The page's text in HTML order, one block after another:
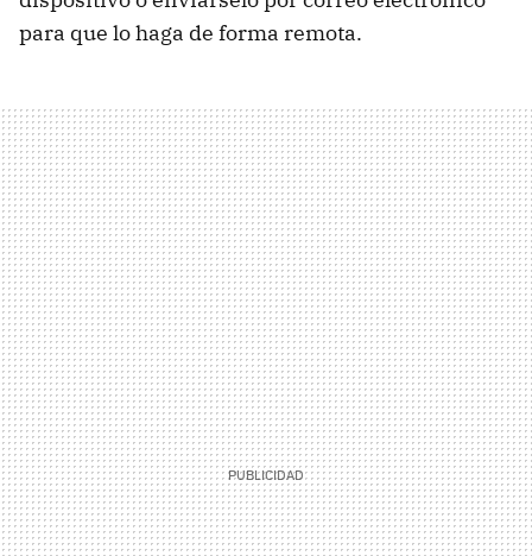
para que lo haga de forma remota.